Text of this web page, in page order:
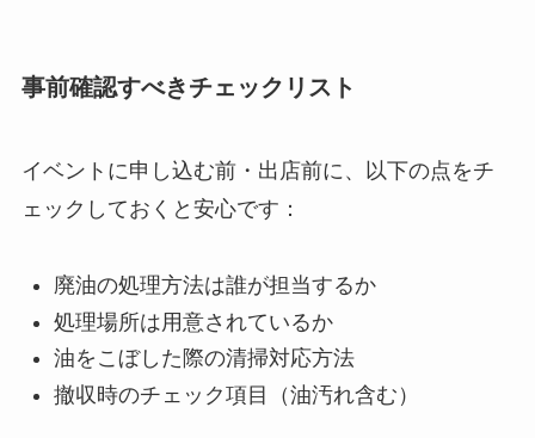
事前確認すべきチェックリスト
イベントに申し込む前・出店前に、以下の点をチ
ェックしておくと安心です：
廃油の処理方法は誰が担当するか
処理場所は用意されているか
油をこぼした際の清掃対応方法
撤収時のチェック項目（油汚れ含む）